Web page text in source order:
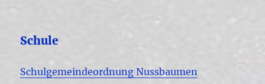
Schule
Schulgemeindeordnung Nussbaumen